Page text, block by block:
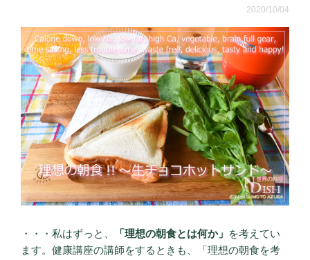
2020/10/04
・・・私はずっと、 「理想の朝食とは何か」 を考えてい
ます。健康講座の講師をするときも、「理想の朝食を考